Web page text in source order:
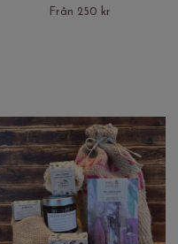
Från 250 kr